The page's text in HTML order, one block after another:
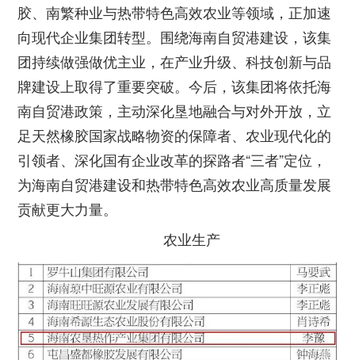
胶、南繁种业与热带特色高效农业等领域，正加速
向现代企业集团转型。围绕海南自贸港建设，该集
团持续做强做优主业，在产业升级、科技创新与品
牌建设上取得了重要突破。今后，该集团将依托海
南自贸港政策，主动深化垦地融合与对外开放，立
足天然橡胶国家战略物资的保障者、农业现代化的
引领者、深化国有企业改革的探路者“三者”定位，
为海南自贸港建设和热带特色高效农业高质量发展
贡献更大力量。
农业生产